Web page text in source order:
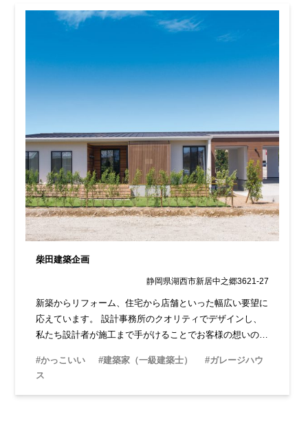
柴田建築企画
静岡県湖西市新居中之郷3621-27
新築からリフォーム、住宅から店舗といった幅広い要望に
応えています。 設計事務所のクオリティでデザインし、
私たち設計者が施工まで手がけることでお客様の想いの実
#かっこいい #建築家（一級建築士）
#ガレージハウ
ス